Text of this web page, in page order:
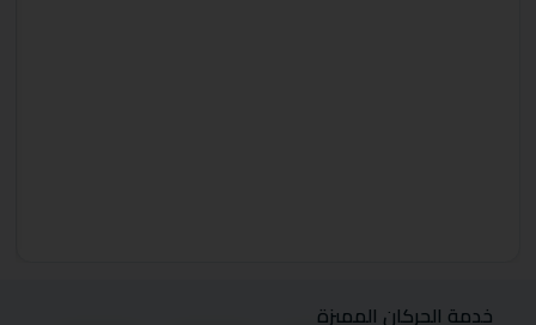
خدمة الحركان المميزة